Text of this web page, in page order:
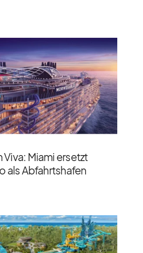
Miami ersetzt
als Abfahrtshafen